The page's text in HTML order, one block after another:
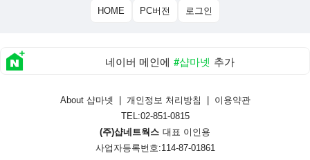
HOME PC버전 로그인
네이버 메인에 #샵마넷 추가
About 샵마넷 개인정보 처리방침
이용약관
TEL:02-851-0815
(주)샵네트웍스 대표 이인용
사업자등록번호:114-87-01861